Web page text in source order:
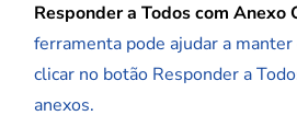
Responder a Todos com Anexo
ferramenta pode ajudar a
clicar no botão Responder a
anexos.